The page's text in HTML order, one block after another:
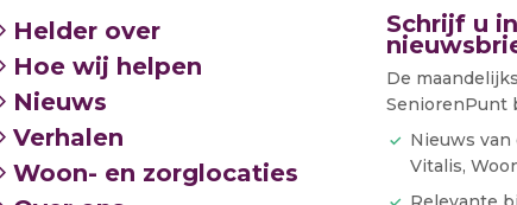
Helder over
Hoe wij helpen
Nieuws
Verhalen
Woon- en zorglocaties
Schrijf u
De
SeniorenPunt
Nieuws
Vitalis,